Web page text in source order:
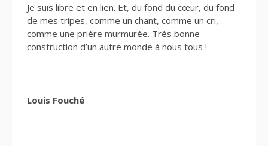
Je suis libre et en lien. Et, du fond du cœur, du fond
de mes tripes, comme un chant, comme un cri,
comme une prière murmurée. Très bonne
construction d’un autre monde à nous tous !
Louis Fouché